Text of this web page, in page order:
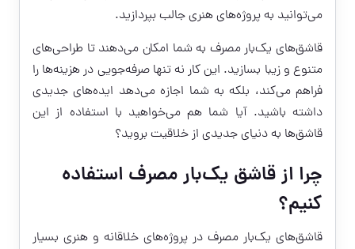
می‌توانید به پروژه‌های هنری جالب بپردازید.
قاشق‌های یک‌بار مصرف به شما امکان می‌دهند تا طراحی‌های
متنوع و زیبا بسازید. این کار نه تنها صرفه‌جویی در هزینه‌ها را
فراهم می‌کند، بلکه به شما اجازه می‌دهد ایده‌های جدیدی
داشته باشید. آیا شما هم می‌خواهید با استفاده از این
قاشق‌ها به دنیای جدیدی از خلاقیت بروید؟
چرا از قاشق یک‌بار مصرف استفاده
کنیم؟
قاشق‌های یک‌بار مصرف در پروژه‌های خلاقانه و هنری بسیار